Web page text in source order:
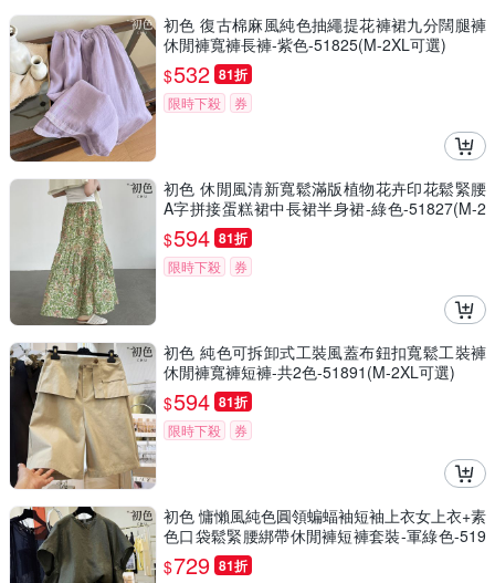
初色 復古棉麻風純色抽繩提花褲裙九分闊腿褲
休閒褲寬褲長褲-紫色-51825(M-2XL可選)
$532 81折
限時下殺 券
初色 休閒風清新寬鬆滿版植物花卉印花鬆緊腰
A字拼接蛋糕裙中長裙半身裙-綠色-51827(M-2
XL可選)
$594 81折
限時下殺 券
初色 純色可拆卸式工裝風蓋布鈕扣寬鬆工裝褲
休閒褲寬褲短褲-共2色-51891(M-2XL可選)
$594 81折
限時下殺 券
初色 慵懶風純色圓領蝙蝠袖短袖上衣女上衣+素
色口袋鬆緊腰綁帶休閒褲短褲套裝-軍綠色-519
09(M-2XL可選)
$729 81折